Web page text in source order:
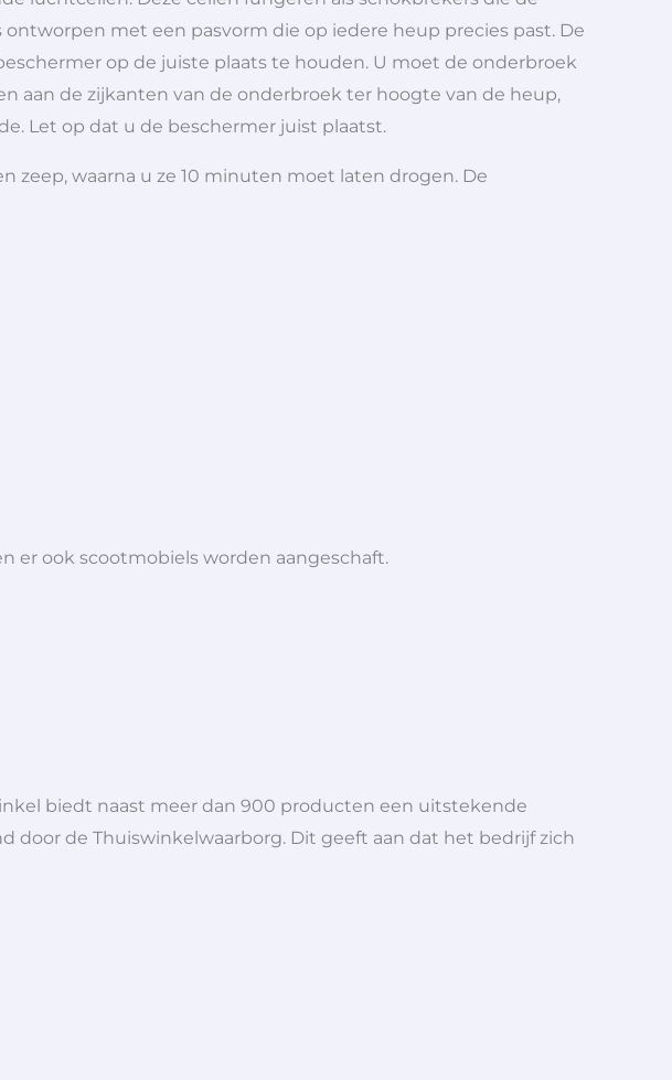
met een pasvorm die op iedere heup precies past. De
op de juiste plaats te houden. U moet de onderbroek
aan de zijkanten van de onderbroek ter hoogte van de heup,
Let op dat u de beschermer juist plaatst.
zeep, waarna u ze 10 minuten moet laten drogen. De
er ook scootmobiels worden aangeschaft.
biedt naast meer dan 900 producten een uitstekende
door de Thuiswinkelwaarborg. Dit geeft aan dat het bedrijf zich